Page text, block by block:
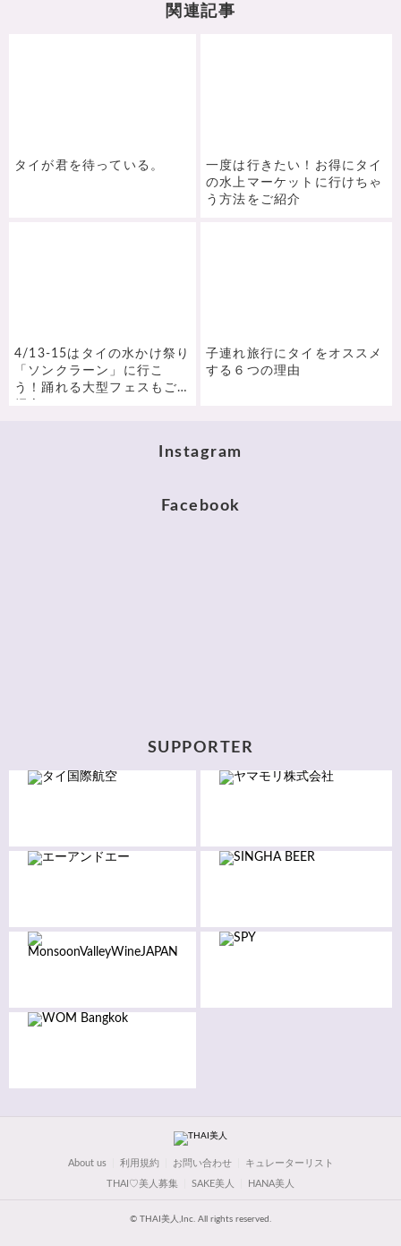
関連記事
タイが君を待っている。
一度は行きたい！お得にタイ
の水上マーケットに行けちゃ
う方法をご紹介
4/13-15はタイの水かけ祭り
「ソンクラーン」に行こ
う！踊れる大型フェスもご
子連れ旅行にタイをオススメ
する６つの理由
Instagram
Facebook
SUPPORTER
About us 利用規約 お問い合わせ キュレーターリスト
THAI♡美人募集 SAKE美人 HANA美人
© THAI美人,Inc. All rights reserved.